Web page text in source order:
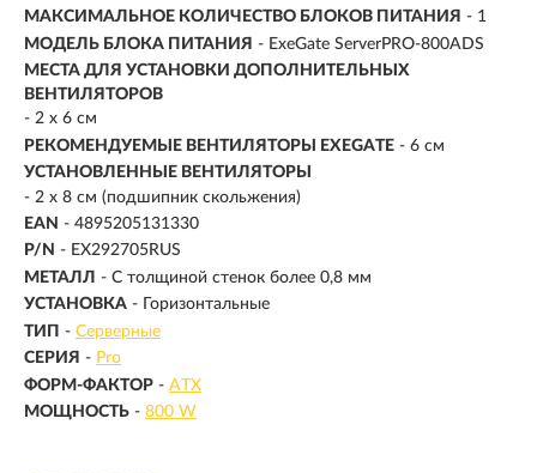
МАКСИМАЛЬНОЕ КОЛИЧЕСТВО БЛОКОВ ПИТАНИЯ - 1
МОДЕЛЬ БЛОКА ПИТАНИЯ - ExeGate ServerPRO-800ADS
МЕСТА ДЛЯ УСТАНОВКИ ДОПОЛНИТЕЛЬНЫХ
ВЕНТИЛЯТОРОВ
- 2 x 6 см
РЕКОМЕНДУЕМЫЕ ВЕНТИЛЯТОРЫ EXEGATE - 6 см
УСТАНОВЛЕННЫЕ ВЕНТИЛЯТОРЫ
- 2 x 8 см (подшипник скольжения)
EAN - 4895205131330
P/N - EX292705RUS
МЕТАЛЛ - С толщиной стенок более 0,8 мм
УСТАНОВКА - Горизонтальные
ТИП - Серверные
СЕРИЯ - Pro
ФОРМ-ФАКТОР - ATX
МОЩНОСТЬ - 800 W